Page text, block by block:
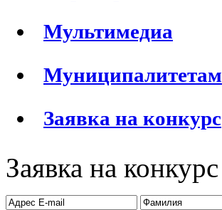
Мультимедиа
Муниципалитетам
Заявка на конкурс
Заявка на конкурс